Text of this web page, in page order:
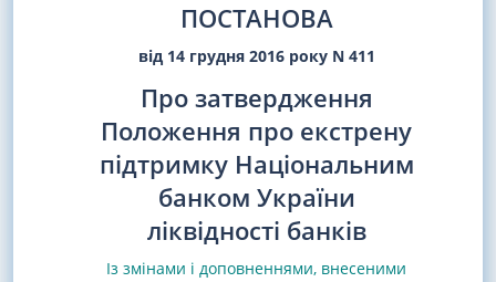
ПОСТАНОВА
від 14 грудня 2016 року N 411
Про затвердження
Положення про екстрену
підтримку Національним
банком України
ліквідності банків
Із змінами і доповненнями, внесеними